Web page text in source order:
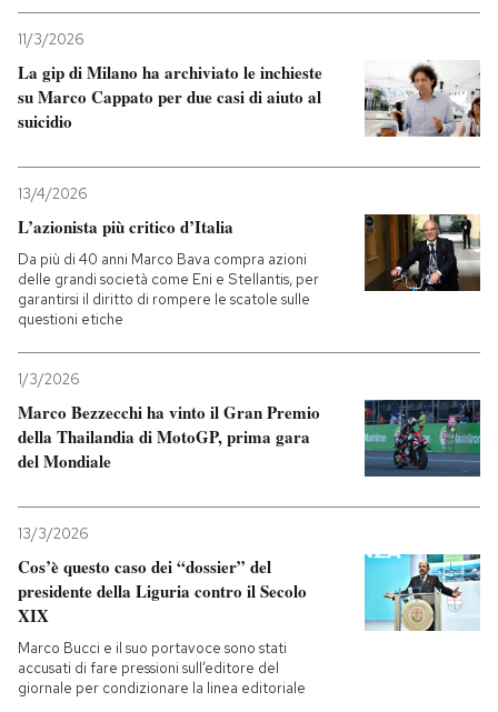
11/3/2026
La gip di Milano ha archiviato le inchieste
su Marco Cappato per due casi di aiuto al
suicidio
13/4/2026
L’azionista più critico d’Italia
Da più di 40 anni Marco Bava compra azioni
delle grandi società come Eni e Stellantis, per
garantirsi il diritto di rompere le scatole sulle
questioni etiche
1/3/2026
Marco Bezzecchi ha vinto il Gran Premio
della Thailandia di MotoGP, prima gara
del Mondiale
13/3/2026
Cos’è questo caso dei “dossier” del
presidente della Liguria contro il Secolo
XIX
Marco Bucci e il suo portavoce sono stati
accusati di fare pressioni sull’editore del
giornale per condizionare la linea editoriale